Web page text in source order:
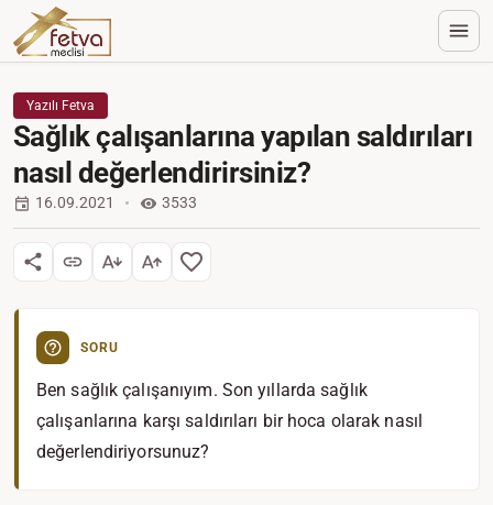
Yazılı Fetva
Sağlık çalışanlarına yapılan saldırıları
nasıl değerlendirirsiniz?
16.09.2021 3533
SORU
Ben sağlık çalışanıyım. Son yıllarda sağlık
çalışanlarına karşı saldırıları bir hoca olarak nasıl
değerlendiriyorsunuz?